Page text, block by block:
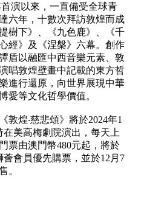
首演以來，一直備受全球青
六年，十數次拜訪敦煌而成
樹下》、《九色鹿》、《千
經》及《涅槃》六幕。創作
盾以融匯中西音樂元素、敦
唱敦煌壁畫中記載的東方哲
進行還原，向世界展現中華
愛等文化哲學價值。
敦煌‧慈悲頌》將於2024年1
在美高梅劇院演出，每天上
票由澳門幣480元起，將於
薈會員優先購票，並於12月7
。